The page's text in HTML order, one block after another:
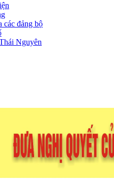
các đảng bộ
Nguyên